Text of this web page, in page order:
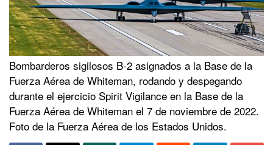
Bombarderos sigilosos B-2 asignados a la Base de la
Fuerza Aérea de Whiteman, rodando y despegando
durante el ejercicio Spirit Vigilance en la Base de la
Fuerza Aérea de Whiteman el 7 de noviembre de 2022.
Foto de la Fuerza Aérea de los Estados Unidos.